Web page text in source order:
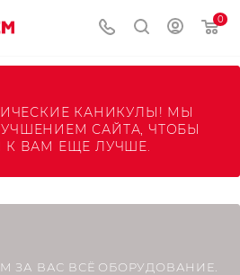
0
КАНИКУЛЫ! МЫ
САЙТА, ЧТОБЫ
К ВАМ ЕЩЕ ЛУЧШЕ.
ЗА ВАС ВСЁ ОБОРУДОВАНИЕ.